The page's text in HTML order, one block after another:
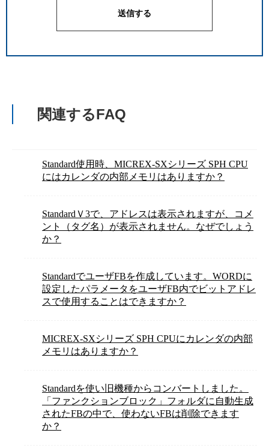
関連するFAQ
Standard使用時、MICREX-SXシリーズ SPH CPU
にはカレンダの内部メモリはありますか？
StandardＶ3で、アドレスは表示されますが、コメ
ント（タグ名）が表示されません。なぜでしょう
か？
StandardでユーザFBを作成しています。WORDに
設定したパラメータをユーザFB内でビットアドレ
スで使用することはできますか？
MICREX-SXシリーズ SPH CPUにカレンダの内部
メモリはありますか？
Standardを使い旧機種からコンバートしました。
「ファンクションブロック」フォルダに自動生成
されたFBの中で、使わないFBは削除できます
か？